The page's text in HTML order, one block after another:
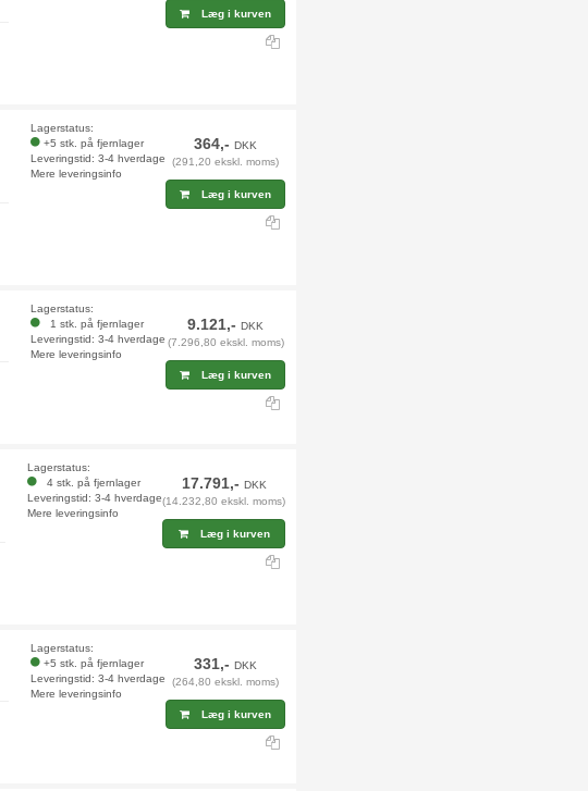
Læg i kurven
Lagerstatus:
+5 stk. på fjernlager
Leveringstid: 3-4 hverdage
Mere leveringsinfo
364,-DKK
(291,20 ekskl. moms)
Læg i kurven
Lagerstatus:
1 stk. på fjernlager
Leveringstid: 3-4 hverdage
Mere leveringsinfo
9.121,-DKK
(7.296,80 ekskl. moms)
Læg i kurven
Lagerstatus:
4 stk. på fjernlager
Leveringstid: 3-4 hverdage
Mere leveringsinfo
17.791,- DKK
(14.232,80 ekskl. moms)
Læg i kurven
Lagerstatus:
+5 stk. på fjernlager
Leveringstid: 3-4 hverdage
Mere leveringsinfo
331,-DKK
(264,80 ekskl. moms)
Læg i kurven